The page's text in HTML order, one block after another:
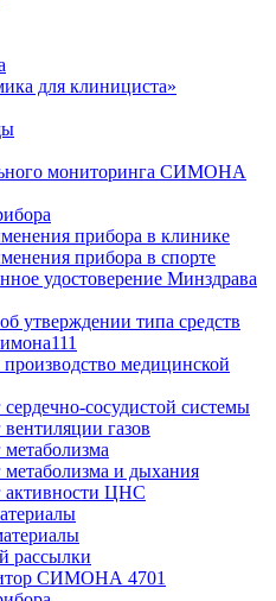
для клинициста»
мониторинга СИМОНА
прибора в клинике
прибора в спорте
удостоверение Минздрава
утверждении типа средств
медицинской
сосудистой системы
газов
и дыхания
ЦНС
рассылки
СИМОНА 4701